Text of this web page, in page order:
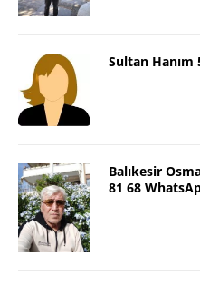
Sultan Hanım
Balıkesir
81 68